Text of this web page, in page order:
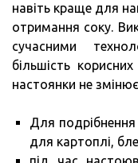
навіть краще для
отримання соку.
сучасними
більшість
настоянки не
Для
для картоплі,